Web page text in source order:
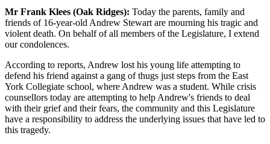
Mr Frank Klees (Oak Ridges): Today the parents, family and
friends of 16-year-old Andrew Stewart are mourning his tragic and
violent death. On behalf of all members of the Legislature, I extend
our condolences.
According to reports, Andrew lost his young life attempting to
defend his friend against a gang of thugs just steps from the East
York Collegiate school, where Andrew was a student. While crisis
counsellors today are attempting to help Andrew's friends to deal
with their grief and their fears, the community and this Legislature
have a responsibility to address the underlying issues that have led to
this tragedy.